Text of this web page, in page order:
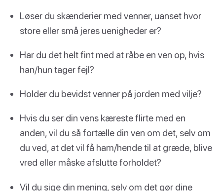
Løser du skænderier med venner, uanset hvor
store eller små jeres uenigheder er?
Har du det helt fint med at råbe en ven op, hvis
han/hun tager fejl?
Holder du bevidst venner på jorden med vilje?
Hvis du ser din vens kæreste flirte med en
anden, vil du så fortælle din ven om det, selv om
du ved, at det vil få ham/hende til at græde, blive
vred eller måske afslutte forholdet?
Vil du sige din mening, selv om det gør dine